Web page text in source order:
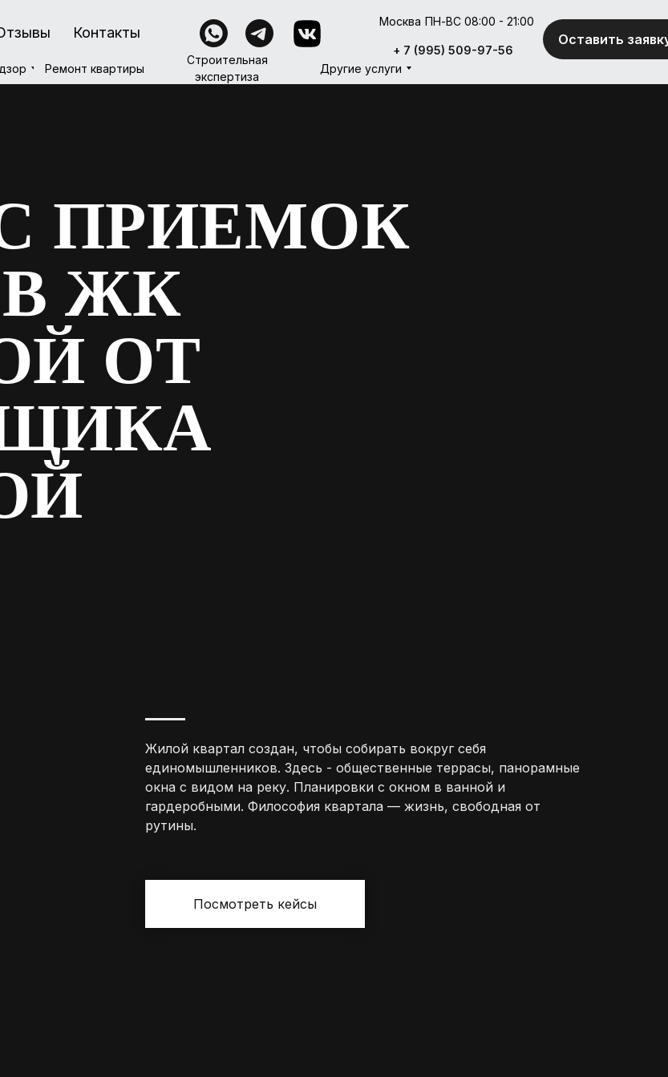
Контакты Оставить
+ 7 (995) 509-97-56
Москва ПН-ВС 08:00 - 21:00
Ремонт квартиры
Строительная
экспертиза
Другие услуги
+ 7 (995) 509-97-56 Оставить
Контакты
Ремонт квартиры
Строительная
экспертиза
Другие услуги
ПРИЕМОК
ЖК
ОТ
Жилой квартал создан, чтобы собирать вокруг себя
единомышленников. Здесь - общественные террасы, панорамные
окна с видом на реку. Планировки с окном в ванной и
гардеробными. Философия квартала — жизнь, свободная от
рутины.
Посмотреть кейсы